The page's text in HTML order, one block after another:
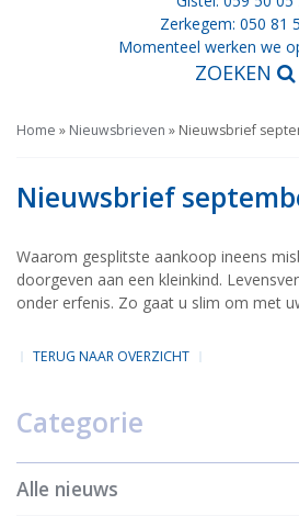
Zerkegem: 050 81
Momenteel werken we
ZOEKEN
Home » Nieuwsbrieven » Nieuwsbrief
Nieuwsbrief
Waarom gesplitste aankoop ineens
doorgeven aan een kleinkind.
onder erfenis. Zo gaat u slim om met
TERUG NAAR OVERZICHT
Categorie
Alle nieuws